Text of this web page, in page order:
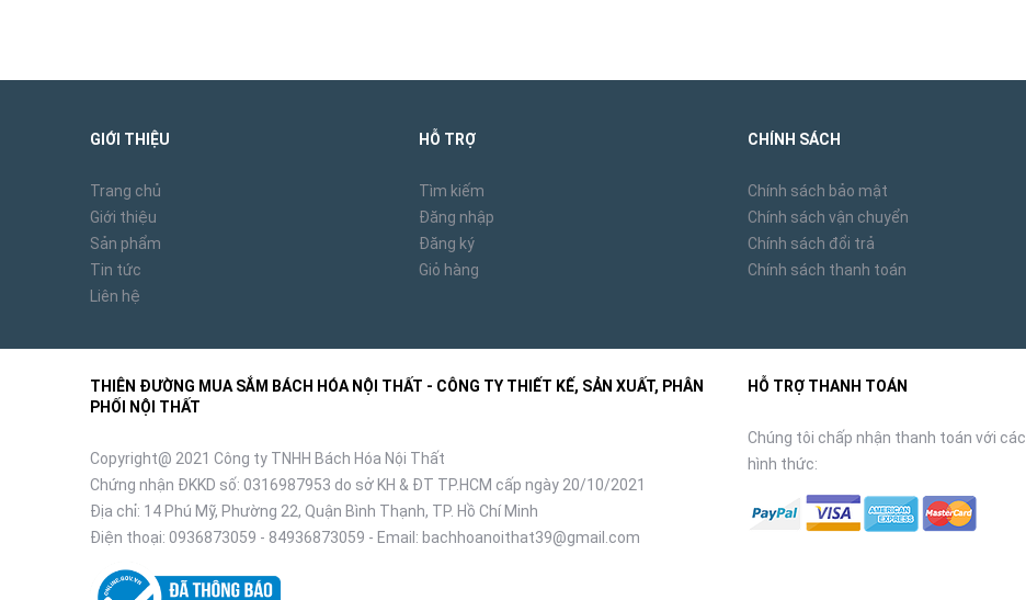
GIỚI THIỆU
Trang chủ
Giới thiệu
Sản phẩm
Tin tức
Liên hệ
HỖ TRỢ
Tìm kiếm
Đăng nhập
Đăng ký
Giỏ hàng
CHÍNH SÁCH
Chính sách bảo mật
Chính sách vận chuyển
Chính sách đổi trả
Chính sách thanh toán
THIÊN ĐƯỜNG MUA SẮM BÁCH HÓA NỘI THẤT - CÔNG TY THIẾT KẾ, SẢN XUẤT, PHÂN
PHỐI NỘI THẤT
Copyright@ 2021 Công ty TNHH Bách Hóa Nội Thất
Chứng nhận ĐKKD số: 0316987953 do sở KH & ĐT TP.HCM cấp ngày 20/10/2021
Địa chỉ: 14 Phú Mỹ, Phường 22, Quận Bình Thạnh, TP. Hồ Chí Minh
Điện thoại: 0936873059 - 84936873059 - Email: bachhoanoithat39@gmail.com
HỖ TRỢ THANH TOÁN
Chúng tôi chấp nhận thanh toán với các
hình thức: